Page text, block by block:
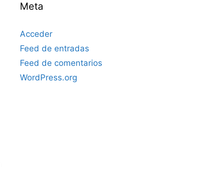
Meta
Acceder
Feed de entradas
Feed de comentarios
WordPress.org